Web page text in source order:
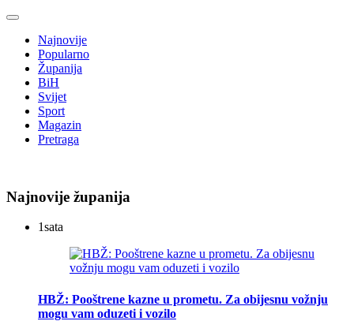
Najnovije
Popularno
Županija
BiH
Svijet
Sport
Magazin
Pretraga
Najnovije županija
1sata
HBŽ: Pooštrene kazne u prometu. Za obijesnu vožnju
mogu vam oduzeti i vozilo